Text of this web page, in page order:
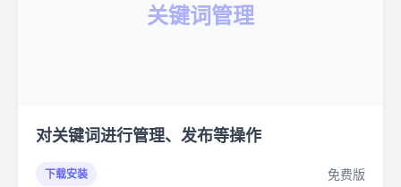
关键词管理
对关键词进行管理、发布等操作
下载安装 免费版